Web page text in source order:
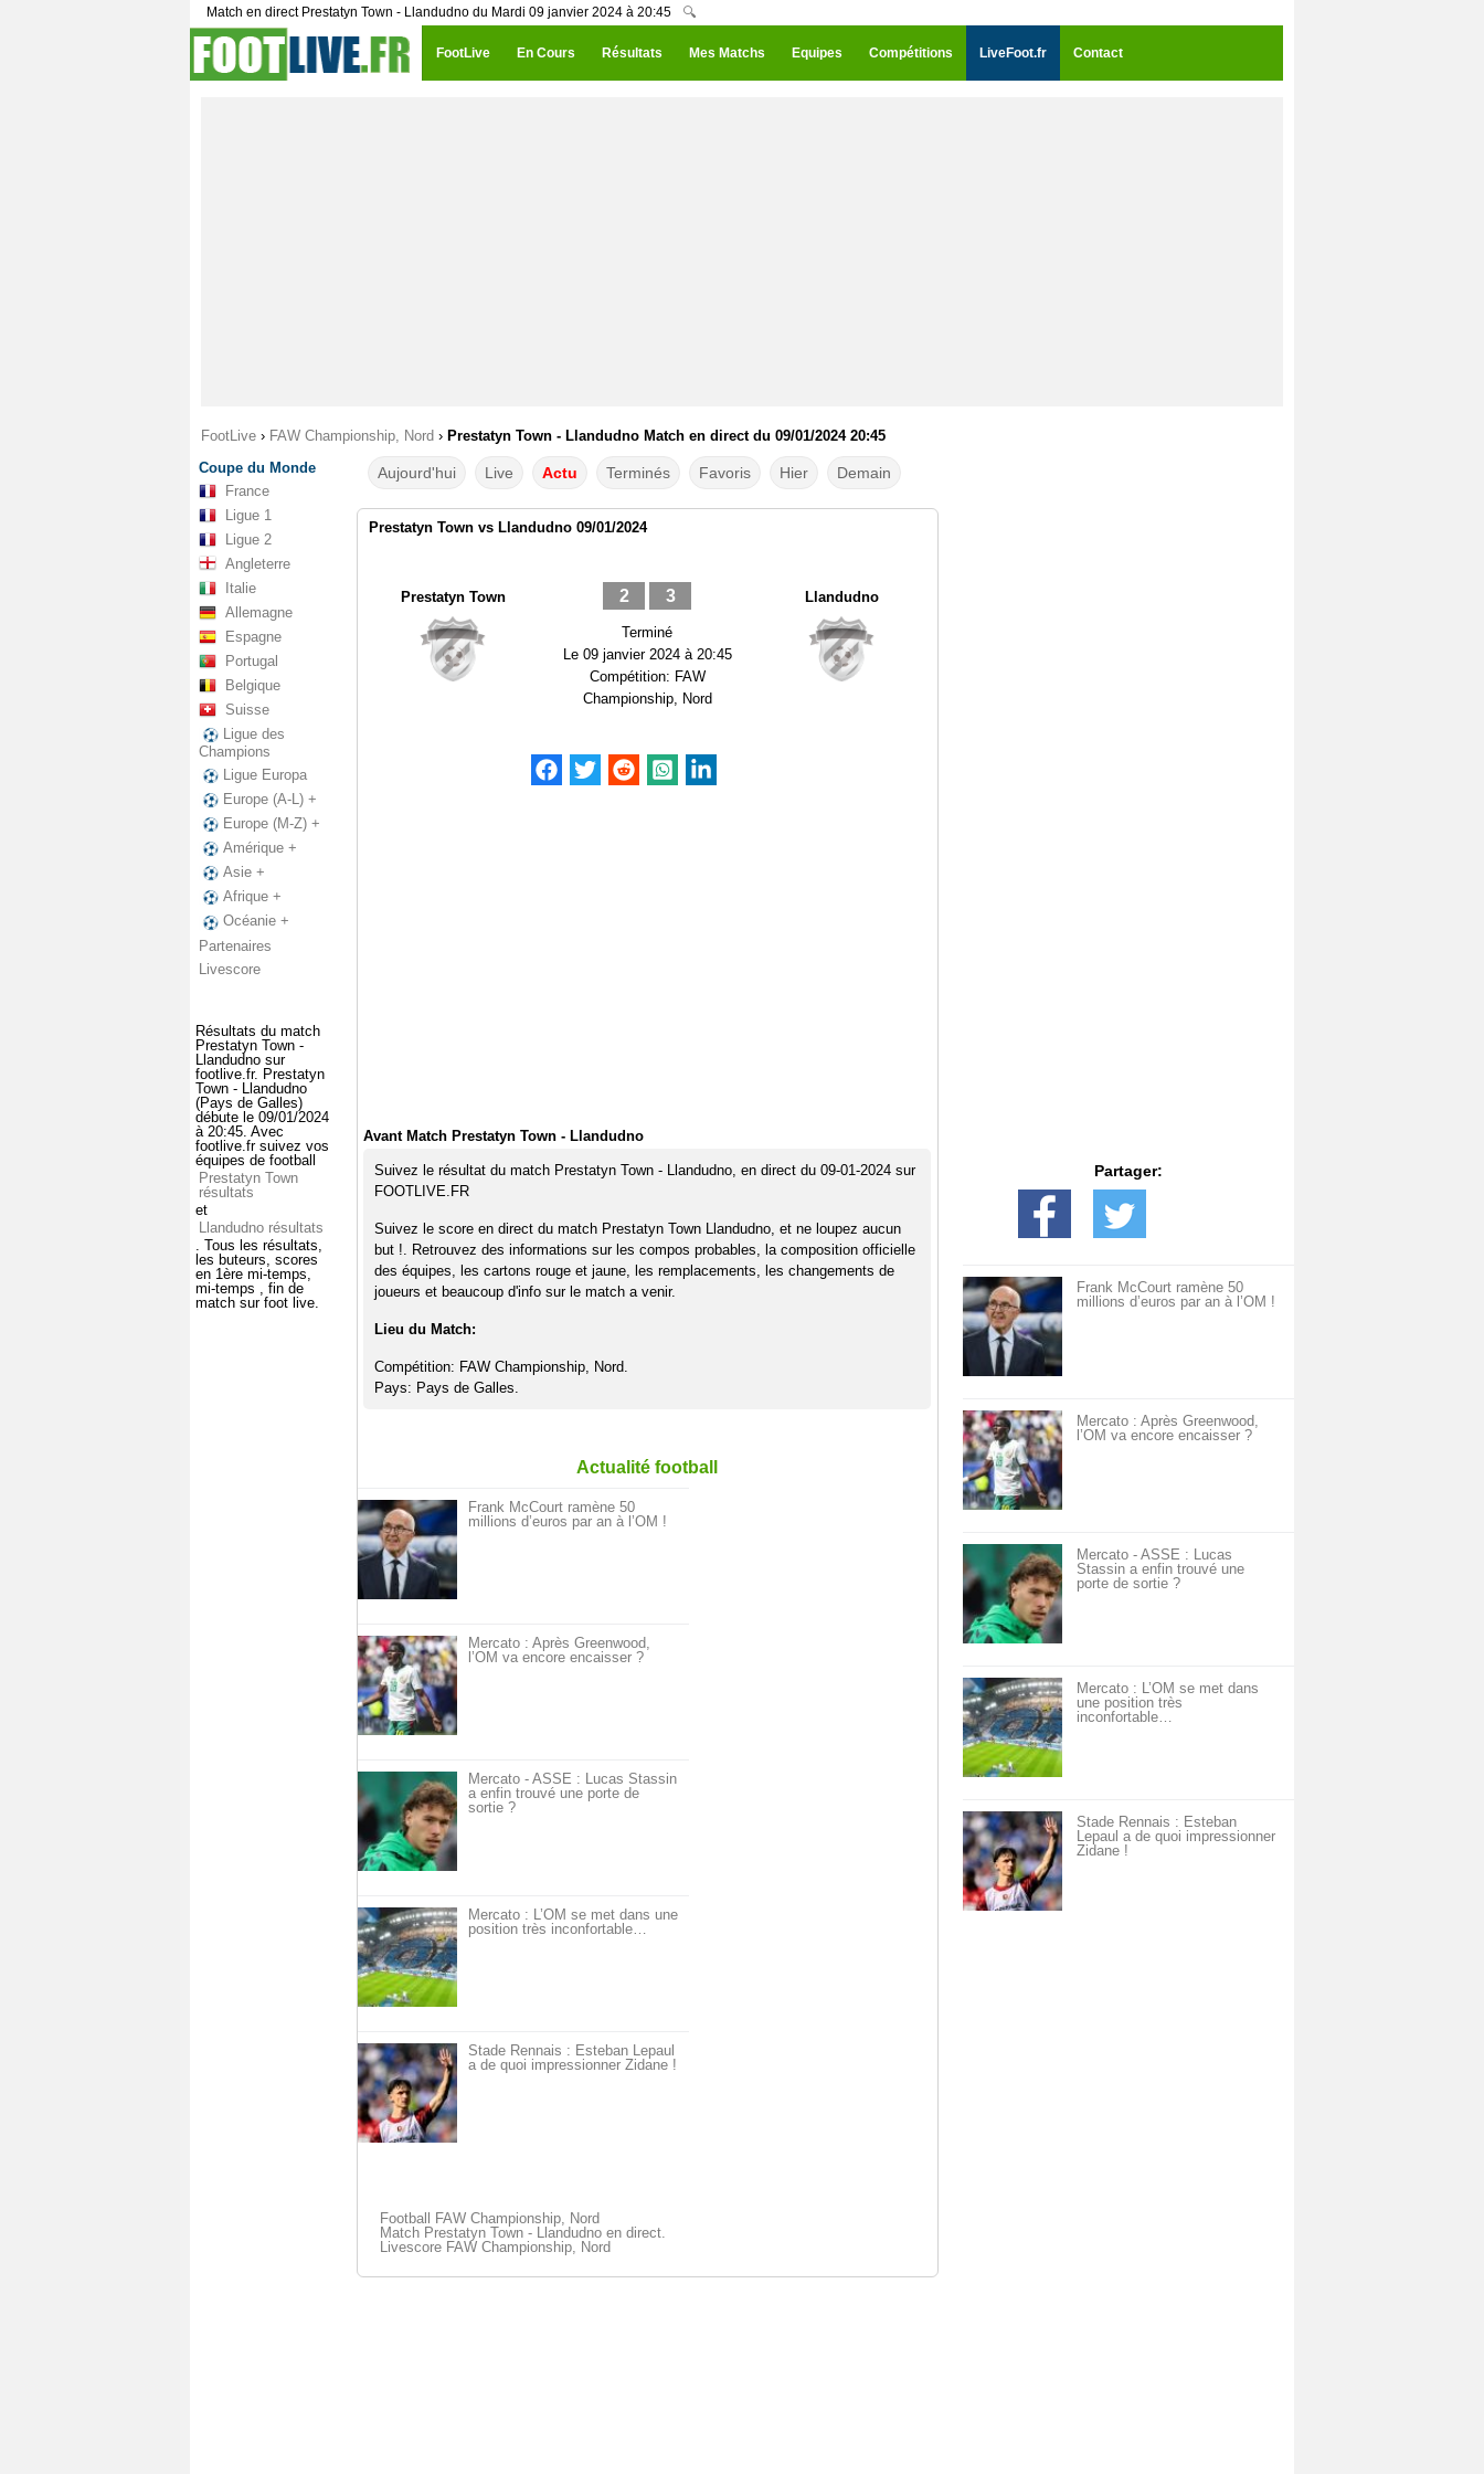
Match en direct Prestatyn Town - Llandudno du Mardi 09 janvier 2024 à 20:45 🔍
FootLive En Cours Résultats Mes Matchs Equipes Compétitions LiveFoot.fr Contact
FootLive › FAW Championship, Nord › Prestatyn Town - Llandudno Match en direct du 09/01/2024 20:45
Coupe du Monde
France
Ligue 1
Ligue 2
Angleterre
Italie
Allemagne
Espagne
Portugal
Belgique
Suisse
Ligue des
Champions
Ligue Europa
Europe (A-L) +
Europe (M-Z) +
Amérique +
Asie +
Afrique +
Océanie +
Partenaires
Livescore
Résultats du match
Prestatyn Town -
Llandudno sur
footlive.fr. Prestatyn
Town - Llandudno
(Pays de Galles)
débute le 09/01/2024
à 20:45. Avec
footlive.fr suivez vos
équipes de football
Prestatyn Town
résultats
et
Llandudno résultats
. Tous les résultats,
les buteurs, scores
en 1ère mi-temps,
mi-temps , fin de
match sur foot live.
Aujourd'hui Live Actu Terminés Favoris Hier Demain
Prestatyn Town vs Llandudno 09/01/2024
Prestatyn Town 2 3
Terminé
Le 09 janvier 2024 à 20:45
Compétition: FAW
Championship, Nord
Llandudno
Avant Match Prestatyn Town - Llandudno
Suivez le résultat du match Prestatyn Town - Llandudno, en direct du 09-01-2024 sur
FOOTLIVE.FR
Suivez le score en direct du match Prestatyn Town Llandudno, et ne loupez aucun
but !. Retrouvez des informations sur les compos probables, la composition officielle
des équipes, les cartons rouge et jaune, les remplacements, les changements de
joueurs et beaucoup d'info sur le match a venir.
Lieu du Match:
Compétition: FAW Championship, Nord.
Pays: Pays de Galles.
Actualité football
Frank McCourt ramène 50
millions d’euros par an à l’OM !
Mercato : Après Greenwood,
l’OM va encore encaisser ?
Mercato - ASSE : Lucas Stassin
a enfin trouvé une porte de
sortie ?
Mercato : L’OM se met dans une
position très inconfortable…
Stade Rennais : Esteban Lepaul
a de quoi impressionner Zidane !
Football FAW Championship, Nord
Match Prestatyn Town - Llandudno en direct.
Livescore FAW Championship, Nord
Partager:
Frank McCourt ramène 50
millions d’euros par an à l’OM !
Mercato : Après Greenwood,
l’OM va encore encaisser ?
Mercato - ASSE : Lucas
Stassin a enfin trouvé une
porte de sortie ?
Mercato : L’OM se met dans
une position très
inconfortable…
Stade Rennais : Esteban
Lepaul a de quoi impressionner
Zidane !